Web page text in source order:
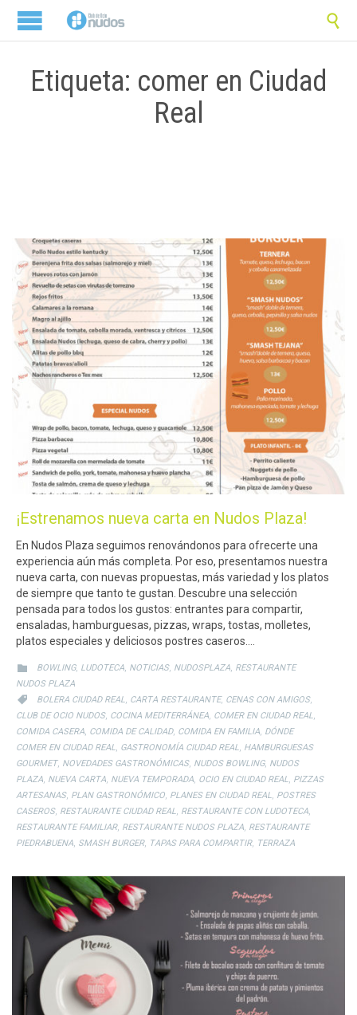

Etiqueta: comer en Ciudad
Real
¡Estrenamos nueva carta en Nudos Plaza!
En Nudos Plaza seguimos renovándonos para ofrecerte una
experiencia aún más completa. Por eso, presentamos nuestra
nueva carta, con nuevas propuestas, más variedad y los platos
de siempre que tanto te gustan. Descubre una selección
pensada para todos los gustos: entrantes para compartir,
ensaladas, hamburguesas, pizzas, wraps, tostas, molletes,
platos especiales y deliciosos postres caseros….
 CATEGORY
BOWLING, LUDOTECA, NOTICIAS, NUDOSPLAZA, RESTAURANTE
NUDOS PLAZA

CATEGORY
BOLERA CIUDAD REAL, CARTA RESTAURANTE, CENAS CON AMIGOS,
CLUB DE OCIO NUDOS, COCINA MEDITERRÁNEA, COMER EN CIUDAD REAL,
COMIDA CASERA, COMIDA DE CALIDAD, COMIDA EN FAMILIA, DÓNDE
COMER EN CIUDAD REAL, GASTRONOMÍA CIUDAD REAL, HAMBURGUESAS
GOURMET, NOVEDADES GASTRONÓMICAS, NUDOS BOWLING, NUDOS
PLAZA, NUEVA CARTA, NUEVA TEMPORADA, OCIO EN CIUDAD REAL, PIZZAS
ARTESANAS, PLAN GASTRONÓMICO, PLANES EN CIUDAD REAL, POSTRES
CASEROS, RESTAURANTE CIUDAD REAL, RESTAURANTE CON LUDOTECA,
RESTAURANTE FAMILIAR, RESTAURANTE NUDOS PLAZA, RESTAURANTE
PIEDRABUENA, SMASH BURGER, TAPAS PARA COMPARTIR, TERRAZA